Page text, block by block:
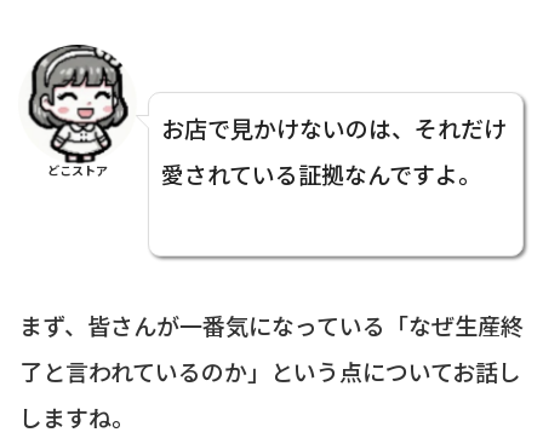
どこストア
お店で見かけないのは、それだけ
愛されている証拠なんですよ。
まず、皆さんが一番気になっている「なぜ生産終
了と言われているのか」という点についてお話し
しますね。